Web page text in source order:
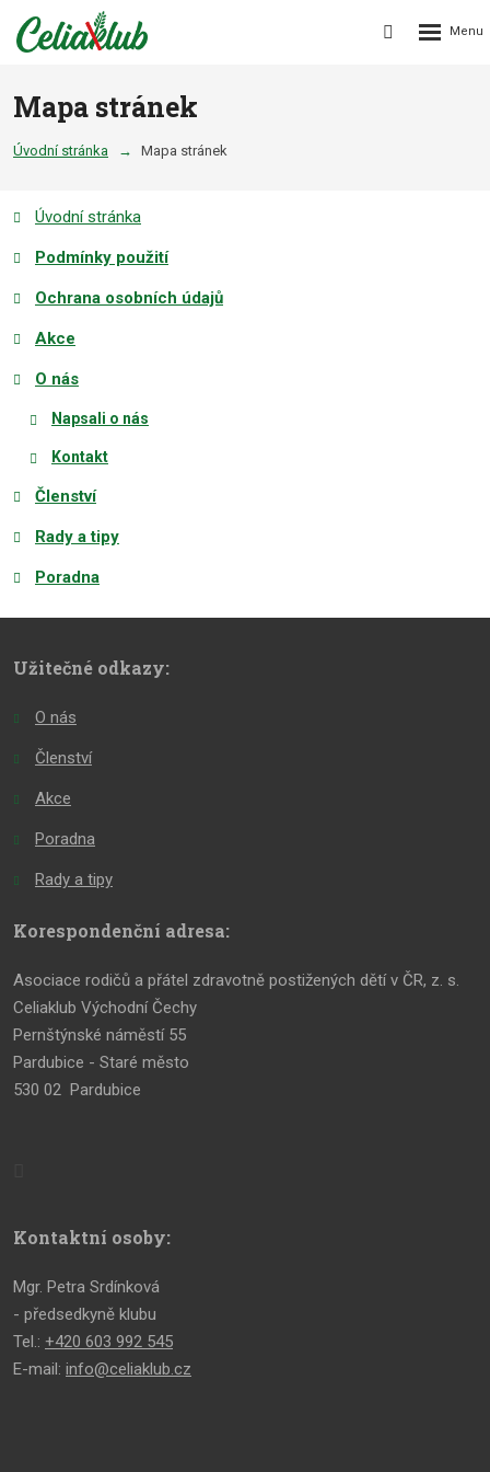
Vyhledávání
Rozbalení
Mapa stránek
Úvodní stránka Mapa stránek
Úvodní stránka
Podmínky použití
Ochrana osobních údajů
Akce
O nás
Napsali o nás
Kontakt
Členství
Rady a tipy
Poradna
Užitečné odkazy:
O nás
Členství
Akce
Poradna
Rady a tipy
Korespondenční adresa:
Asociace rodičů a přátel zdravotně postižených dětí v ČR, z. s.
Celiaklub Východní Čechy
Pernštýnské náměstí 55
Pardubice - Staré město
530 02 Pardubice
Kontaktní osoby:
Mgr. Petra Srdínková
- předsedkyně klubu
Tel.: +420 603 992 545
E-mail: info@celiaklub.cz